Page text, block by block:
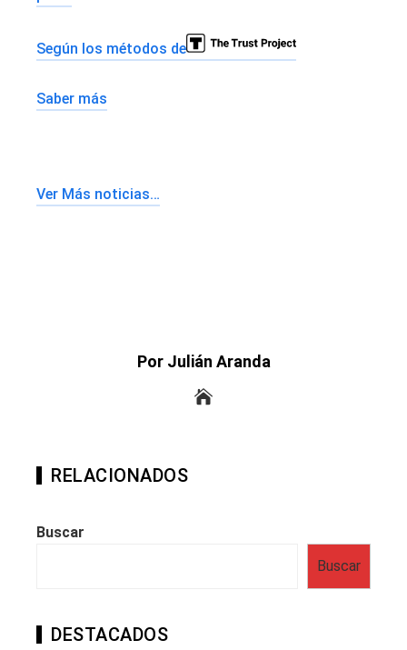
Según los métodos de
Saber más
Ver Más noticias…
Por Julián Aranda
RELACIONADOS
Buscar
Buscar
DESTACADOS